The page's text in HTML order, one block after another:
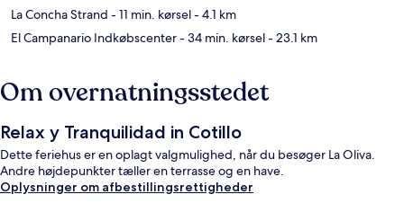
La Concha Strand - 11 min. kørsel- 4.1 km
El Campanario Indkøbscenter- 34 min. kørsel- 23.1 km
Om overnatningsstedet
Relax y Tranquilidad in Cotillo
Dette feriehus er en oplagt valgmulighed, når du besøger La Oliva.
Andre højdepunkter tæller en terrasse og en have.
Oplysninger om afbestillingsrettigheder